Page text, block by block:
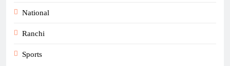
National
Ranchi
Sports